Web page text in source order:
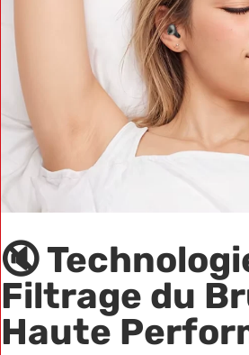
🔇
Filtrage du
Haute